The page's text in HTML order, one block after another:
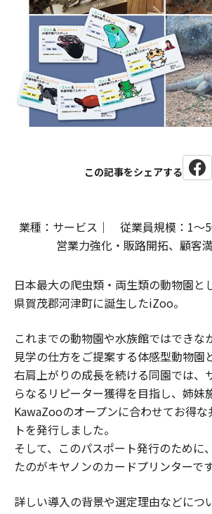
業種：サービス｜ 従業員規模：1
営業力強化・販路開拓、顧客
日本最大の爬虫類・両生類の動物園と
県賀茂郡河津町に誕生したiZoo。
これまでの動物園や水族館ではできな
見学の仕方をご提案する体感型動物園
右肩上がりの成長を続ける同園では、
らなるリピーター獲得を目指し、姉妹
KawaZooのオープンに合わせてお得な
トを発行しました。
そして、このパスポート発行のために
たのがキヤノンのカードプリンターです
詳しい導入の背景や選定理由などにつ